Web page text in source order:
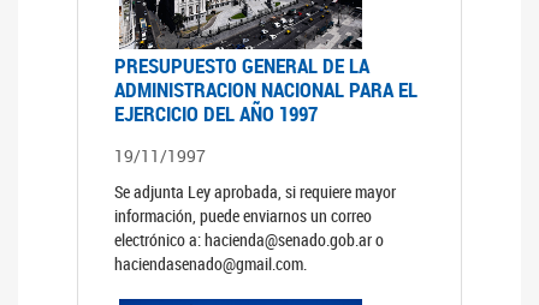
PRESUPUESTO GENERAL DE LA
ADMINISTRACION NACIONAL PARA EL
EJERCICIO DEL AÑO 1997
19/11/1997
Se adjunta Ley aprobada, si requiere mayor
información, puede enviarnos un correo
electrónico a: hacienda@senado.gob.ar o
haciendasenado@gmail.com.